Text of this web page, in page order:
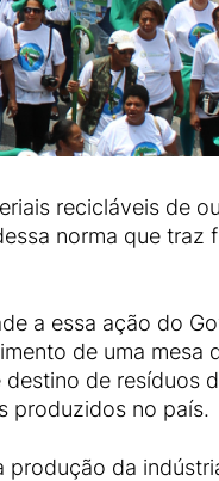
recicláveis de
norma que traz
a essa ação do
de uma mesa
de resíduos
produzidos no país.
produção da